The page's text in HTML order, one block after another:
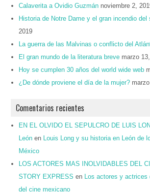
Calaverita a Ovidio Guzmán noviembre 2,
Historia de Notre Dame y el gran incendio del
2019
La guerra de las Malvinas o conflicto del
El gran mundo de la literatura breve marzo
Hoy se cumplen 30 años del world wide web
¿De dónde proviene el día de la mujer?
Comentarios recientes
EN EL OLVIDO EL SEPULCRO DE LUIS
León en
Louis Long y su historia en León de
México
LOS ACTORES MAS INOLVIDABLES DEL
STORY EXPRESS en
Los actores y
del cine mexicano